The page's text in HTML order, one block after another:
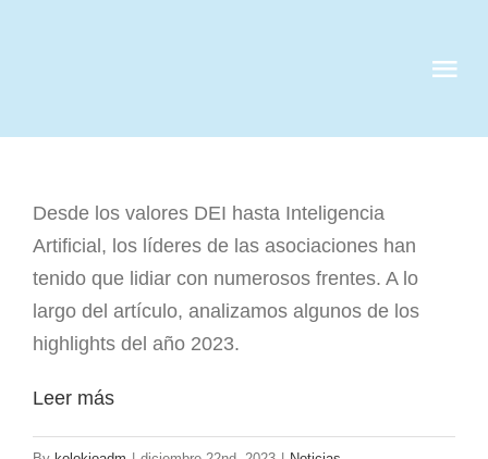
SERVICIOS
NOTICIAS
Desde los valores DEI hasta Inteligencia
Artificial, los líderes de las asociaciones han
tenido que lidiar con numerosos frentes. A lo
largo del artículo, analizamos algunos de los
highlights del año 2023.
Leer más